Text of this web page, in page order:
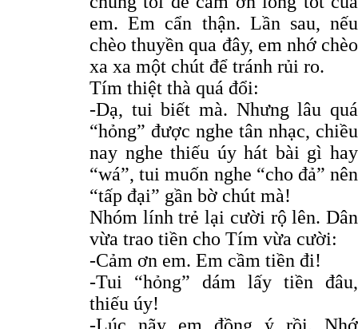
em. Em cẩn thận. Lần sau, nếu
chèo thuyền qua đây, em nhớ chèo
xa xa một chút để tránh rủi ro.
Tím thiệt thà quá đổi:
-Dạ, tui biết mà. Nhưng lâu quá
“hỏng” được nghe tân nhạc, chiều
nay nghe thiếu úy hát bài gì hay
“wá”, tui muốn nghe “cho đả” nên
“tấp đại” gần bờ chút mà!
Nhóm lính trẻ lại cười rộ lên. Dân
vừa trao tiền cho Tím vừa cười:
-Cảm ơn em. Em cầm tiền đi!
-Tui “hỏng” dám lấy tiền đâu,
thiếu úy!